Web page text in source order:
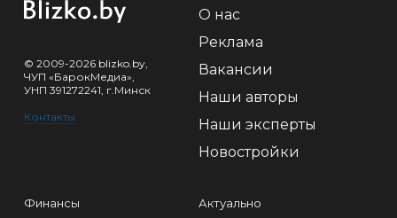
© 2009-2026 blizko.by,
ЧУП «БарокМедиа»,
УНП 391272241, г.Минск
Контакты
О нас
Реклама
Вакансии
Наши авторы
Наши эксперты
Новостройки
Финансы
Актуально